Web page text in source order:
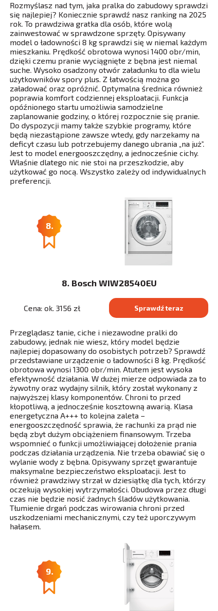
Rozmyślasz nad tym, jaka pralka do zabudowy sprawdzi
się najlepiej? Koniecznie sprawdź nasz ranking na 2025
rok. To prawdziwa gratka dla osób, które wolą
zainwestować w sprawdzone sprzęty. Opisywany
model o ładowności 8 kg sprawdzi się w niemal każdym
mieszkaniu. Prędkość obrotowa wynosi 1400 obr/min,
dzięki czemu pranie wyciągnięte z bębna jest niemal
suche. Wysoko osadzony otwór załadunku to dla wielu
użytkowników spory plus. Z łatwością można go
załadować oraz opróżnić. Optymalna średnica również
poprawia komfort codziennej eksploatacji. Funkcja
opóźnionego startu umożliwia samodzielne
zaplanowanie godziny, o której rozpocznie się pranie.
Do dyspozycji mamy także szybkie programy, które
będą niezastąpione zawsze wtedy, gdy narzekamy na
deficyt czasu lub potrzebujemy danego ubrania „na już”.
Jest to model energooszczędny, a jednocześnie cichy.
Właśnie dlatego nic nie stoi na przeszkodzie, aby
użytkować go nocą. Wszystko zależy od indywidualnych
preferencji.
8.
8. Bosch WIW28540EU
Cena: ok. 3156 zł Sprawdź teraz
Przeglądasz tanie, ciche i niezawodne pralki do
zabudowy, jednak nie wiesz, który model będzie
najlepiej dopasowany do osobistych potrzeb? Sprawdź
przedstawiane urządzenie o ładowności 8 kg. Prędkość
obrotowa wynosi 1300 obr/min. Atutem jest wysoka
efektywność działania. W dużej mierze odpowiada za to
żywotny oraz wydajny silnik, który został wykonany z
najwyższej klasy komponentów. Chroni to przed
kłopotliwą, a jednocześnie kosztowną awarią. Klasa
energetyczna A+++ to kolejna zaleta –
energooszczędność sprawia, że rachunki za prąd nie
będą zbyt dużym obciążeniem finansowym. Trzeba
wspomnieć o funkcji umożliwiającej dołożenie prania
podczas działania urządzenia. Nie trzeba obawiać się o
wylanie wody z bębna. Opisywany sprzęt gwarantuje
maksymalne bezpieczeństwo eksploatacji. Jest to
również prawdziwy strzał w dziesiątkę dla tych, którzy
oczekują wysokiej wytrzymałości. Obudowa przez długi
czas nie będzie nosić żadnych śladów użytkowania.
Tłumienie drgań podczas wirowania chroni przed
uszkodzeniami mechanicznymi, czy też uporczywym
hałasem.
9.